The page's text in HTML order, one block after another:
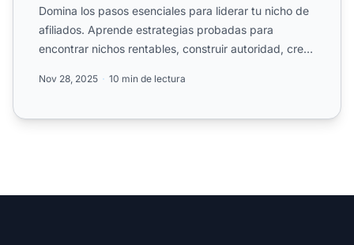
Domina los pasos esenciales para liderar tu nicho de
afiliados. Aprende estrategias probadas para
encontrar nichos rentables, construir autoridad, crear
Nov 28, 2025 10 min de lectura